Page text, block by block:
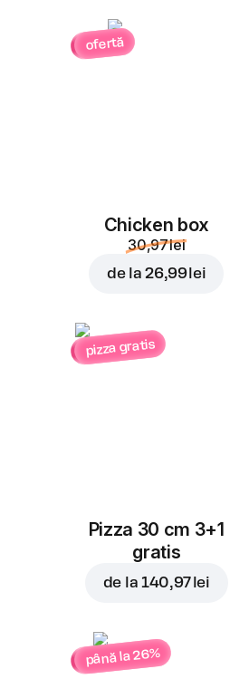
ofertă
Chicken box
30,97 lei
de la26,99 lei
pizza gratis
Pizza 30 cm 3+1
gratis
de la 140,97 lei
până la 26%